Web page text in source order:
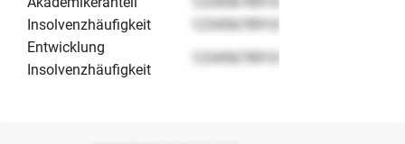
Insolvenzhäufigkeit
12345678910
Entwicklung
Insolvenzhäufigkeit
12345678910